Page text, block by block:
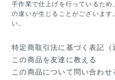
手作業で仕上げを行っているた
の違いが生じることがございます
い。
特定商取引法に基づく表記（
この商品を友達に教える
この商品について問い合わせ